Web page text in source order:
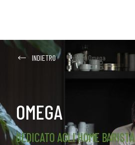
INDIETRO Home / Omega
OMEGA
DEDICATO AGLI HOME BARISTA